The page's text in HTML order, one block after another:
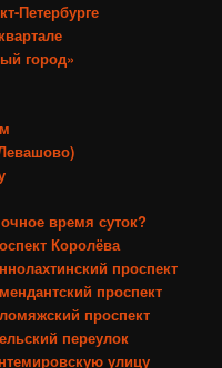
Петербурге
город»
время суток?
Королёва
проспект
проспект
проспект
переулок
улицу